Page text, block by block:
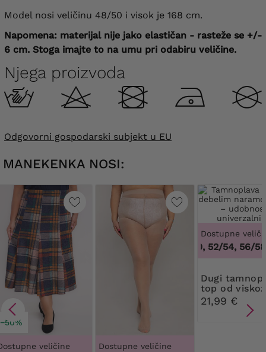
Model nosi veličinu 48/50 i visok je 168 cm.
Napomena: materijal nije jako elastičan - rasteže se +/-
6 cm. Stoga imajte to na umu pri odabiru veličine.
Njega proizvoda
Odgovorni gospodarski subjekt u EU
MANEKENKA NOSI:
−50%
veličine Dostupne veličine
Dostupne
48/50, 52/54, 56/58,
Dugi tamnoplavi
top od
21,99 €